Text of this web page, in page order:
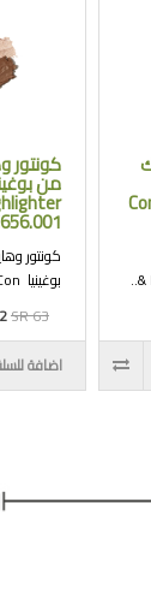
كونتور
كونتور
بوغينيا Bogonia Con..
SR 63
اضافة